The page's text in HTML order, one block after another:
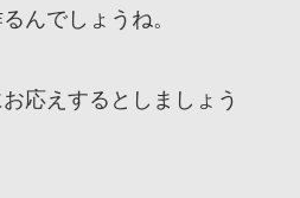
んでしょうね。
応えするとしましょう